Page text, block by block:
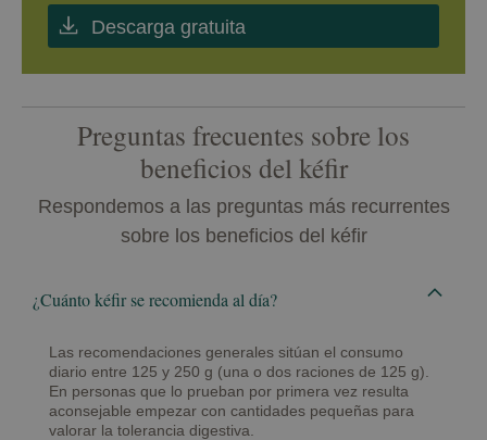
Descarga gratuita
Preguntas frecuentes sobre los
beneficios del kéfir
Respondemos a las preguntas más recurrentes
sobre los beneficios del kéfir
¿Cuánto kéfir se recomienda al día?
Las recomendaciones generales sitúan el consumo
diario entre 125 y 250 g (una o dos raciones de 125 g).
En personas que lo prueban por primera vez resulta
aconsejable empezar con cantidades pequeñas para
valorar la tolerancia digestiva.